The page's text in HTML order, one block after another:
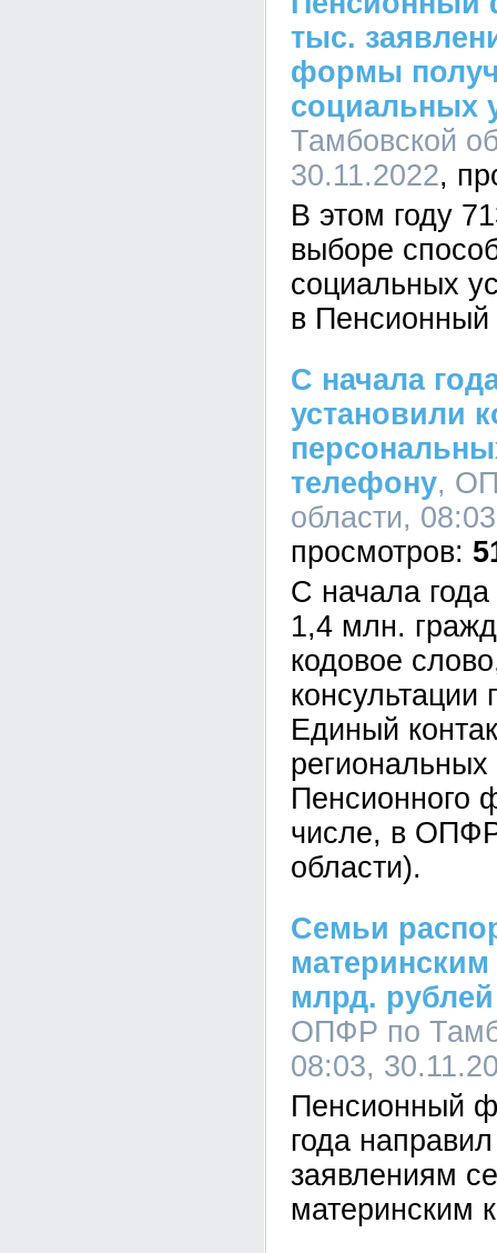
тыс.
формы
социальных
Тамбовской
30.11.2022
В этом году
выборе
социальных
в
С начала
установили
телефону,
области,
С начала
1,4 млн.
кодовое
консультации
Единый
региональных
Пенсионного
числе, в
области).
Семьи
млрд. рублей
ОПФР по
08:03,
Пенсионный
года
заявлениям
материнским